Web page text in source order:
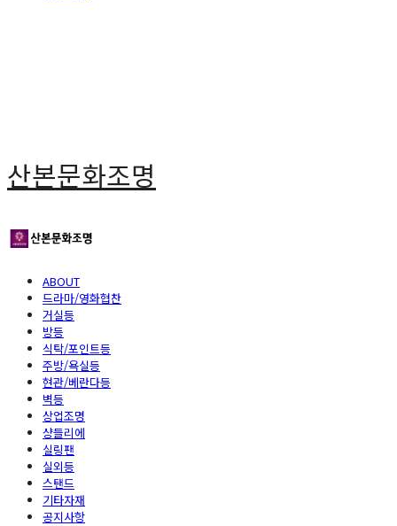
산본문화조명
ABOUT
드라마/영화협찬
거실등
방등
식탁/포인트등
주방/욕실등
현관/베란다등
벽등
상업조명
샹들리에
실링팬
실외등
스탠드
기타자재
공지사항